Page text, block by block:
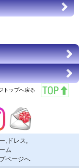
トップへ戻る
,ドレス,
ム
ページへ